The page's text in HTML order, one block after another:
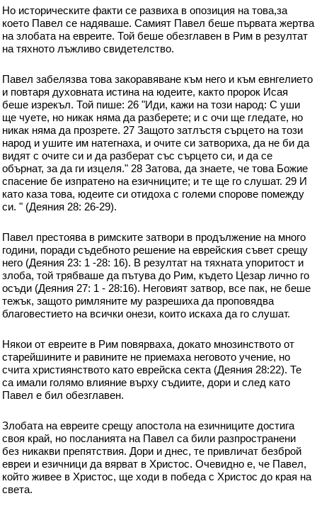
Но историческите факти се развиха в опозиция на това,за
което Павел се надяваше. Самият Павел беше първата жертва
на злобата на евреите. Той беше обезглавен в Рим в резултат
на тяхното лъжливо свидетелство.
Павел забелязва това закоравяване към него и към евнгелието
и повтаря духовната истина на юдеите, както пророк Исая
беше изрекъл. Той пише: 26 "Иди, кажи на този народ: С уши
ще чуете, но никак няма да разберете; и с очи ще гледате, но
никак няма да прозрете. 27 Защото затлъстя сърцето на този
народ и ушите им натегнаха, и очите си затвориха, да не би да
видят с очите си и да разберат със сърцето си, и да се
обърнат, за да ги изцеля." 28 Затова, да знаете, че това Божие
спасение бе изпратено на езичниците; и те ще го слушат. 29 И
като каза това, юдеите си отидоха с големи спорове помежду
си. " (Деяния 28: 26-29).
Павел престоява в римските затвори в продължение на много
години, поради съдебното решение на еврейския съвет срещу
него (Деяния 23: 1 -28: 16). В резултат на тяхната упоритост и
злоба, той трябваше да пътува до Рим, където Цезар лично го
осъди (Деяния 27: 1 - 28:16). Неговият затвор, все пак, не беше
тежък, защото римляните му разрешиха да проповядва
благовестието на всички онези, които искаха да го слушат.
Някои от евреите в Рим повярваха, докато мнозинството от
старейшините и равините не приемаха неговото учение, но
счита християнството като еврейска секта (Деяния 28:22). Те
са имали голямо влияние върху съдиите, дори и след като
Павел е бил обезглавен.
Злобата на евреите срещу апостола на езичниците достига
своя край, но посланията на Павел са били разпространени
без никакви препятствия. Дори и днес, те привличат безброй
евреи и езичници да вярват в Христос. Очевидно е, че Павел,
който живее в Христос, ще ходи в победа с Христос до края на
света.